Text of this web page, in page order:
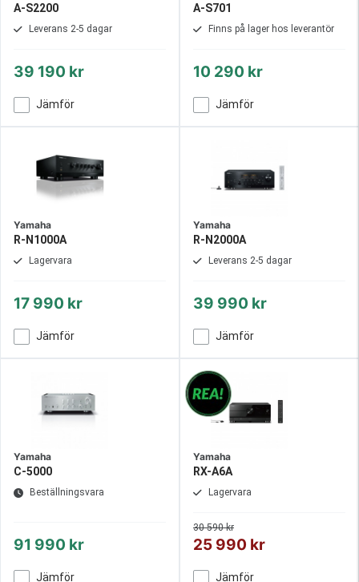
A-S2200
Leverans 2-5 dagar
39 190 kr
Jämför
A-S701
Finns på lager hos leverantör
10 290 kr
Jämför
Yamaha
R-N1000A
Lagervara
17 990 kr
Jämför
Yamaha
R-N2000A
Leverans 2-5 dagar
39 990 kr
Jämför
Yamaha
C-5000
Beställningsvara
91 990 kr
Jämför
Yamaha
RX-A6A
Lagervara
30 590 kr
25 990 kr
Jämför